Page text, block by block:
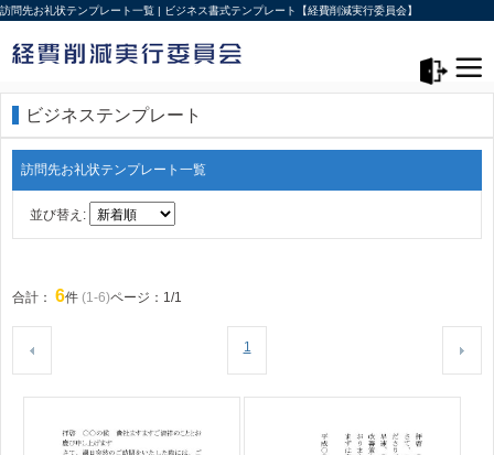
訪問先お礼状テンプレート一覧 | ビジネス書式テンプレート【経費削減実行委員会】
ビジネステンプレート
訪問先お礼状テンプレート一覧
並び替え:
合計： 6件 (1-6)ページ：1/1
1